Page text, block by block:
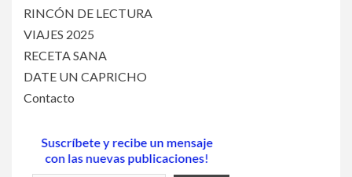
RINCÓN DE LECTURA
VIAJES 2025
RECETA SANA
DATE UN CAPRICHO
Contacto